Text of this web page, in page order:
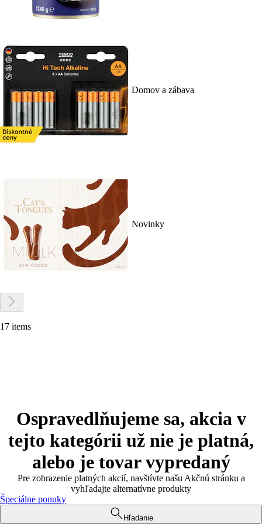
Domov a zábava
Novinky
17 items
Ospravedlňujeme sa, akcia v
tejto kategórii už nie je platná,
alebo je tovar vypredaný
Pre zobrazenie platných akcií, navštívte našu Akčnú stránku a
vyhľadajte alternatívne produkty
Špeciálne ponuky
Hľadanie